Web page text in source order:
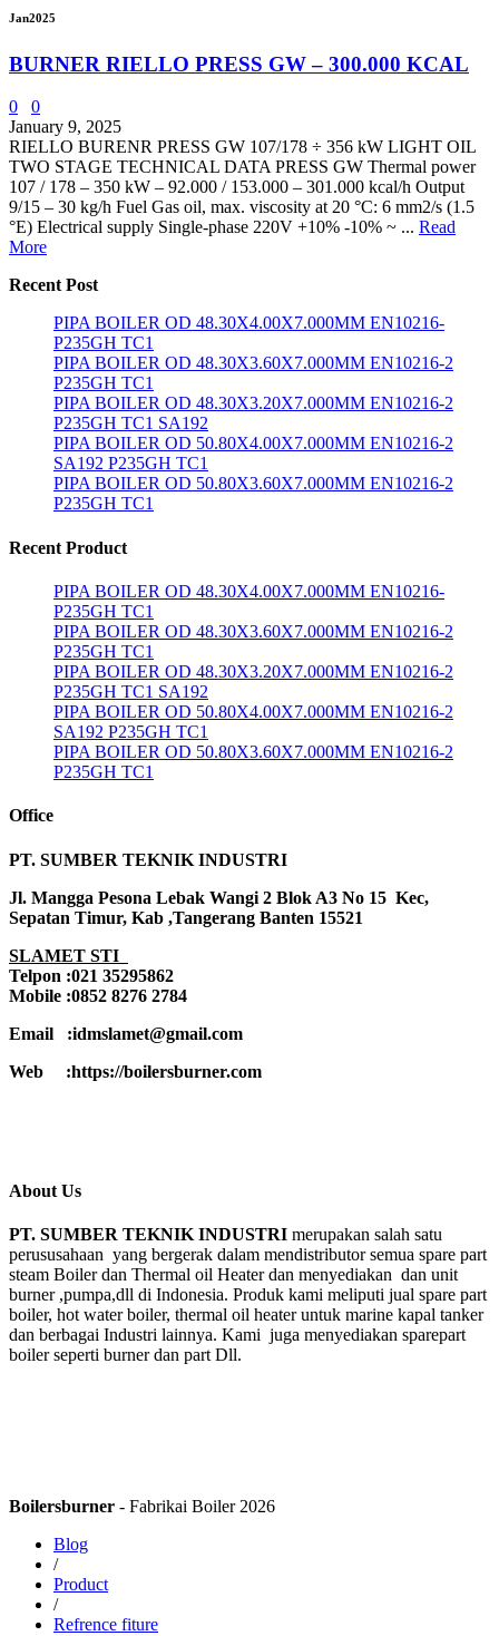
Jan2025
BURNER RIELLO PRESS GW – 300.000 KCAL
0
0
January 9, 2025
RIELLO BURENR PRESS GW 107/178 ÷ 356 kW LIGHT OIL
TWO STAGE TECHNICAL DATA PRESS GW Thermal power
107 / 178 – 350 kW – 92.000 / 153.000 – 301.000 kcal/h Output
9/15 – 30 kg/h Fuel Gas oil, max. viscosity at 20 °C: 6 mm2/s (1.5
°E) Electrical supply Single-phase 220V +10% -10% ~ ... Read
More
Recent Post
PIPA BOILER OD 48.30X4.00X7.000MM EN10216-
P235GH TC1
PIPA BOILER OD 48.30X3.60X7.000MM EN10216-2
P235GH TC1
PIPA BOILER OD 48.30X3.20X7.000MM EN10216-2
P235GH TC1 SA192
PIPA BOILER OD 50.80X4.00X7.000MM EN10216-2
SA192 P235GH TC1
PIPA BOILER OD 50.80X3.60X7.000MM EN10216-2
P235GH TC1
Recent Product
PIPA BOILER OD 48.30X4.00X7.000MM EN10216-
P235GH TC1
PIPA BOILER OD 48.30X3.60X7.000MM EN10216-2
P235GH TC1
PIPA BOILER OD 48.30X3.20X7.000MM EN10216-2
P235GH TC1 SA192
PIPA BOILER OD 50.80X4.00X7.000MM EN10216-2
SA192 P235GH TC1
PIPA BOILER OD 50.80X3.60X7.000MM EN10216-2
P235GH TC1
Office
PT. SUMBER TEKNIK INDUSTRI
Jl. Mangga Pesona Lebak Wangi 2 Blok A3 No 15 Kec,
Sepatan Timur, Kab ,Tangerang Banten 15521
SLAMET STI
Telpon :021 35295862
Mobile :0852 8276 2784
Email :idmslamet@gmail.com
Web :https://boilersburner.com
About Us
PT. SUMBER TEKNIK INDUSTRI merupakan salah satu
perususahaan yang bergerak dalam mendistributor semua spare part
steam Boiler dan Thermal oil Heater dan menyediakan dan unit
burner ,pumpa,dll di Indonesia. Produk kami meliputi jual spare part
boiler, hot water boiler, thermal oil heater untuk marine kapal tanker
dan berbagai Industri lainnya. Kami juga menyediakan sparepart
boiler seperti burner dan part Dll.
Boilersburner - Fabrikai Boiler 2026
Blog
/
Product
/
Refrence fiture